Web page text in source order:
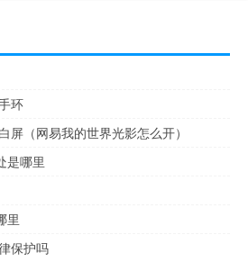
环
屏（网易我的世界光影怎么开）
是哪里
里
保护吗